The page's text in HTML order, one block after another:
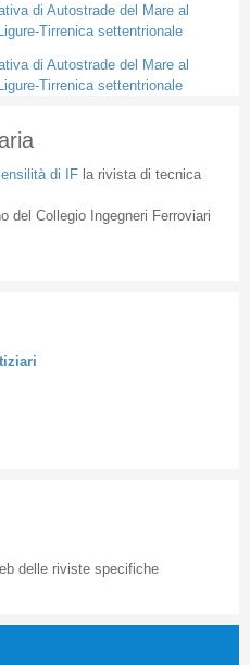
di Autostrade del Mare al
Tirrenica settentrionale
di Autostrade del Mare al
Tirrenica settentrionale
di IFla rivista di tecnica
del Collegio Ingegneri Ferroviari
delle riviste specifiche